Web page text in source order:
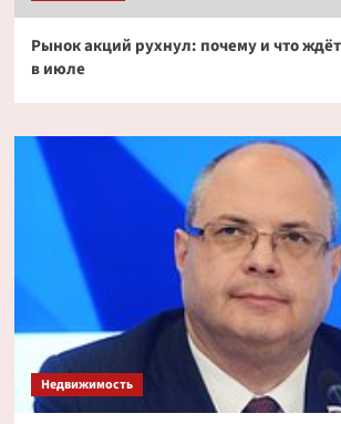
Рынок акций рухнул: почему и что
в июле
Недвижимость